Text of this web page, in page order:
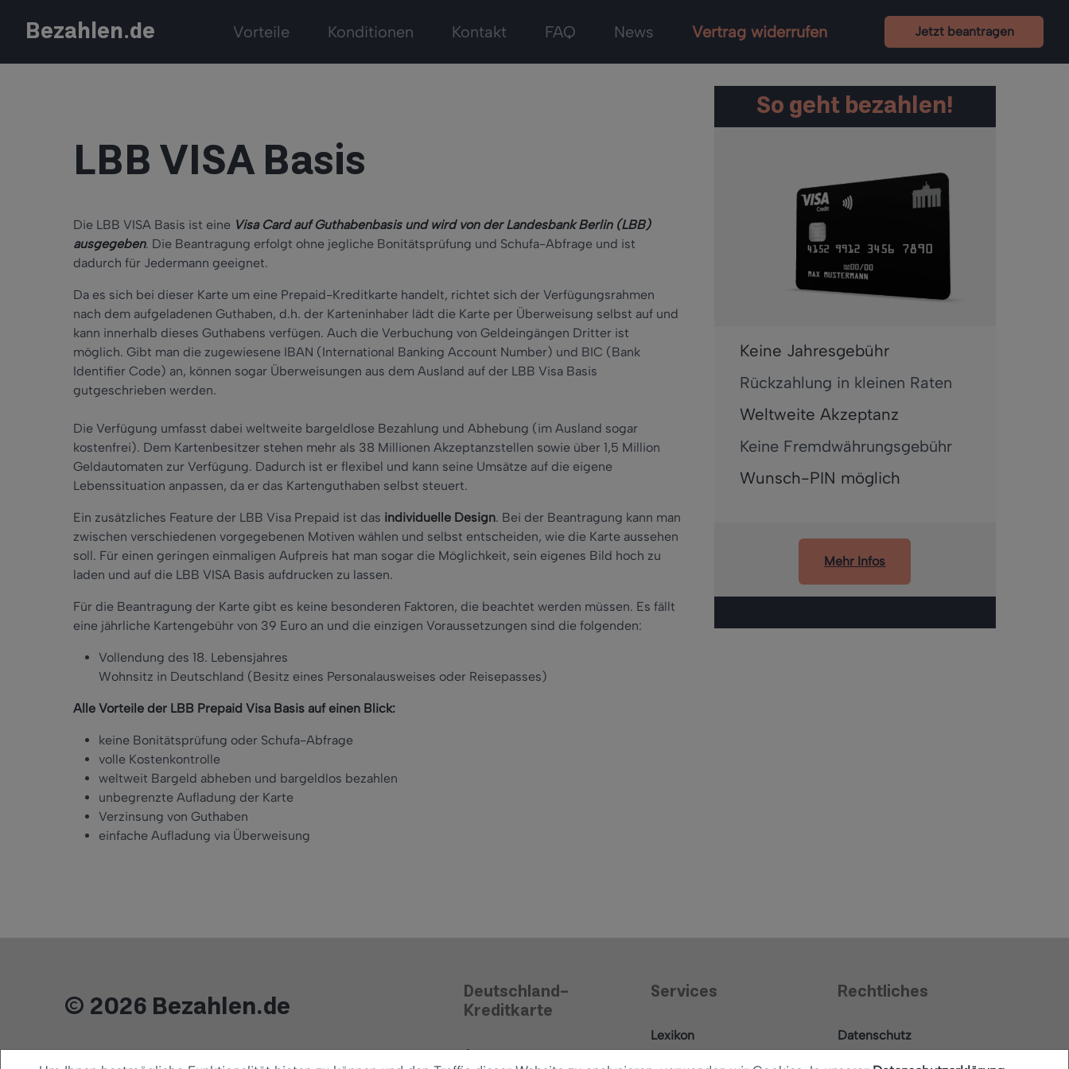
Bezahlen.de Vorteile Konditionen Kontakt FAQ News Vertrag widerrufen Jetzt beantragen
LBB VISA Basis
Die LBB VISA Basis ist eine Visa Card auf Guthabenbasis und wird von der Landesbank Berlin (LBB)
ausgegeben. Die Beantragung erfolgt ohne jegliche Bonitätsprüfung und Schufa-Abfrage und ist
dadurch für Jedermann geeignet.
Da es sich bei dieser Karte um eine Prepaid-Kreditkarte handelt, richtet sich der Verfügungsrahmen
nach dem aufgeladenen Guthaben, d.h. der Karteninhaber lädt die Karte per Überweisung selbst auf und
kann innerhalb dieses Guthabens verfügen. Auch die Verbuchung von Geldeingängen Dritter ist
möglich. Gibt man die zugewiesene IBAN (International Banking Account Number) und BIC (Bank
Identifier Code) an, können sogar Überweisungen aus dem Ausland auf der LBB Visa Basis
gutgeschrieben werden.
Die Verfügung umfasst dabei weltweite bargeldlose Bezahlung und Abhebung (im Ausland sogar
kostenfrei). Dem Kartenbesitzer stehen mehr als 38 Millionen Akzeptanzstellen sowie über 1,5 Million
Geldautomaten zur Verfügung. Dadurch ist er flexibel und kann seine Umsätze auf die eigene
Lebenssituation anpassen, da er das Kartenguthaben selbst steuert.
Ein zusätzliches Feature der LBB Visa Prepaid ist das individuelle Design. Bei der Beantragung kann man
zwischen verschiedenen vorgegebenen Motiven wählen und selbst entscheiden, wie die Karte aussehen
soll. Für einen geringen einmaligen Aufpreis hat man sogar die Möglichkeit, sein eigenes Bild hoch zu
laden und auf die LBB VISA Basis aufdrucken zu lassen.
Für die Beantragung der Karte gibt es keine besonderen Faktoren, die beachtet werden müssen. Es fällt
eine jährliche Kartengebühr von 39 Euro an und die einzigen Voraussetzungen sind die folgenden:
Vollendung des 18. Lebensjahres
Wohnsitz in Deutschland (Besitz eines Personalausweises oder Reisepasses)
Alle Vorteile der LBB Prepaid Visa Basis auf einen Blick:
keine Bonitätsprüfung oder Schufa-Abfrage
volle Kostenkontrolle
weltweit Bargeld abheben und bargeldlos bezahlen
unbegrenzte Aufladung der Karte
Verzinsung von Guthaben
einfache Aufladung via Überweisung
So geht bezahlen!
Keine Jahresgebühr
Rückzahlung in kleinen Raten
Weltweite Akzeptanz
Keine Fremdwährungsgebühr
Wunsch-PIN möglich
Mehr Infos
© 2026 Bezahlen.de Deutschland-
Kreditkarte
Antrag
Services
Lexikon
Rechtliches
Datenschutz
Barrierefreiheitserklärung